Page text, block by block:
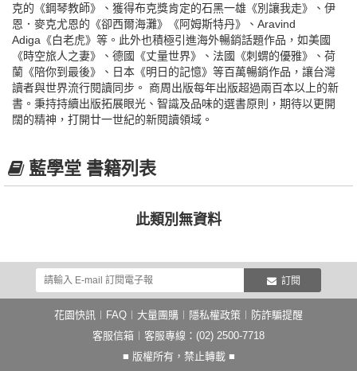
克的《鋼琴教師》、獲得布克獎肯定的石黑一雄《別讓我走》、伊
恩．麥克尤恩的《卻西爾海灘》《阿姆斯特丹》、Aravind
Adiga《白老虎》等。此外也積極引進海外暢銷話題作品，如美國
《時空旅人之妻》、德國《丈量世界》、法國《刺蝟的優雅》、荷
蘭《陪你到最後》、日本《明日的記憶》等百萬暢銷作品，讓台灣
讀者與世界流行閱讀同步。 商周出版每年出版超過兩百本以上的新
書。秉持持續出版拓展眼光、智識及品味的選書原則，期待以更開
闊的精神，打開廿一世紀的新閱讀領域。
藍學堂 書籍列表
此類別無資料
訂閱
花園快訊 FAQ 大量團購 隱私權政策
防詐騙提醒
客服信箱 ︱客服專線：(02) 2500-7718
■ 版權所有，禁止轉載 ■